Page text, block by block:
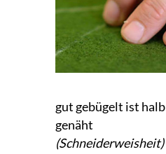
gut gebügelt ist halb
genäht
(Schneiderweisheit)